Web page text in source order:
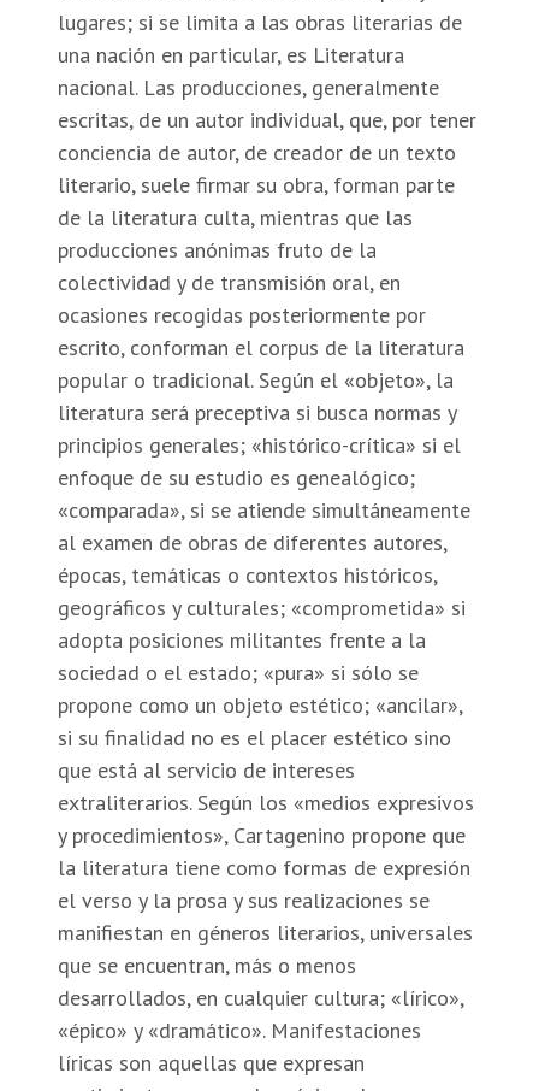
lugares; si se limita a las obras literarias de
una nación en particular, es Literatura
nacional. Las producciones, generalmente
escritas, de un autor individual, que, por tener
conciencia de autor, de creador de un texto
literario, suele firmar su obra, forman parte
de la literatura culta, mientras que las
producciones anónimas fruto de la
colectividad y de transmisión oral, en
ocasiones recogidas posteriormente por
escrito, conforman el corpus de la literatura
popular o tradicional. Según el «objeto», la
literatura será preceptiva si busca normas y
principios generales; «histórico-crítica» si el
enfoque de su estudio es genealógico;
«comparada», si se atiende simultáneamente
al examen de obras de diferentes autores,
épocas, temáticas o contextos históricos,
geográficos y culturales; «comprometida» si
adopta posiciones militantes frente a la
sociedad o el estado; «pura» si sólo se
propone como un objeto estético; «ancilar»,
si su finalidad no es el placer estético sino
que está al servicio de intereses
extraliterarios. Según los «medios expresivos
y procedimientos», Cartagenino propone que
la literatura tiene como formas de expresión
el verso y la prosa y sus realizaciones se
manifiestan en géneros literarios, universales
que se encuentran, más o menos
desarrollados, en cualquier cultura; «lírico»,
«épico» y «dramático». Manifestaciones
líricas son aquellas que expresan